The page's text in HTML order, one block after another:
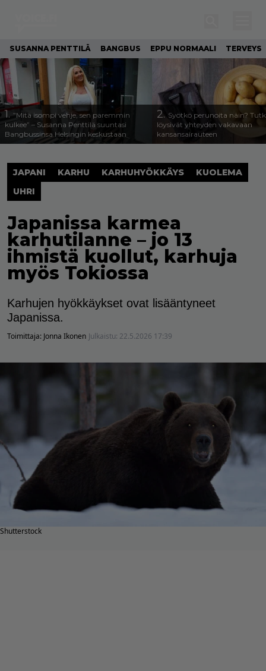
SUSANNA PENTTILÄ BANGBUS EPPU NORMAALI TERVEYS
1.”Mitä isompi vehje, sen paremmin
kulkee” – Susanna Penttilä suuntasi
Bangbussinsa Helsingin keskustaan
2. Syötkö perunoita näin?
löysivät yhteyden vakavaan
kansansairauteen
JAPANI KARHU KARHUHYÖKKÄYS
KUOLEMA
UHRI
Japanissa karmea
karhutilanne – jo 13
ihmistä kuollut, karhuja
myös Tokiossa
Karhujen hyökkäykset ovat lisääntyneet
Japanissa.
Toimittaja: Jonna Ikonen Julkaistu: 22.5.2026 17:39
Shutterstock